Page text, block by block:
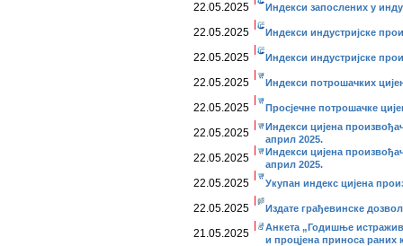
22.05.2025 Индекси запослених у
22.05.2025 Индекси индустријске
22.05.2025 Индекси индустријске
22.05.2025 Индекси потрошачких
22.05.2025 Просјечне потрошачке
22.05.2025
Индекси цијена
април 2025.
22.05.2025
Индекси цијена
април 2025.
22.05.2025 Укупан индекс цијена
22.05.2025 Издате грађевинске
21.05.2025
Анкета „Годишње
и процјена приноса раних